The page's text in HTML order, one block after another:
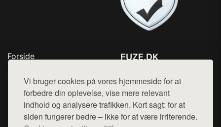
Vi bruger cookies på vores hjemmeside for at
forbedre din oplevelse, vise mere relevant
indhold og analysere trafikken. Kort sagt: for at
siden fungerer bedre – ikke for at være irriterende.
Forside
Top Rabatter
Kontakt
FUZE.DK
Mail: hej@want.dk
Cookie- og privatlivspolitik